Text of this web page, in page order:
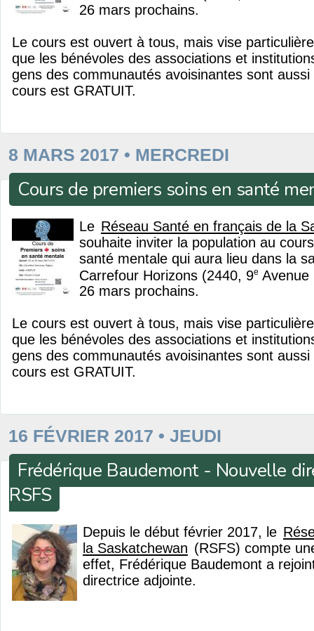
26 mars prochains.
Le cours est ouvert à tous, mais vise
que les bénévoles des associations et
gens des communautés avoisinantes sont
cours est GRATUIT.
8 MARS 2017 • MERCREDI
Cours de premiers soins en santé
Le Réseau Santé en français de la
souhaite inviter la population au
santé mentale qui aura lieu dans la
Carrefour Horizons (2440, 9e Avenue
26 mars prochains.
Le cours est ouvert à tous, mais vise
que les bénévoles des associations et
gens des communautés avoisinantes sont
cours est GRATUIT.
16 FÉVRIER 2017 • JEUDI
Frédérique Baudemont - Nouvelle
RSFS
Depuis le début février 2017, le
la Saskatchewan (RSFS) compte
effet, Frédérique Baudemont a
directrice adjointe.